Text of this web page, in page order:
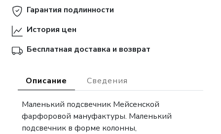
Гарантия подлинности
История цен
Бесплатная доставка и возврат
Описание Сведения
Маленький подсвечник Мейсенской
фарфоровой мануфактуры. Маленький
подсвечник в форме колонны,